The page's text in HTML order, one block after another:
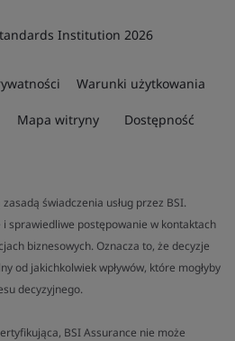
Institution 2026
Warunki użytkowania
Mapa witryny Dostępność
świadczenia usług przez BSI.
sprawiedliwe postępowanie w kontaktach
biznesowych. Oznacza to, że decyzje
od jakichkolwiek wpływów, które mogłyby
decyzyjnego.
BSI Assurance nie może